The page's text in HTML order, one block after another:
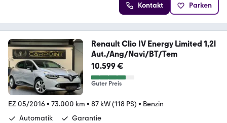
Kontakt Parken
Renault Clio IV Energy Limited 1,2l
Aut./Ang/Navi/BT/Tem
10.599 €
Guter Preis
EZ 05/2016• 73.000 km • 87 kW (118 PS) • Benzin
Automatik
Garantie